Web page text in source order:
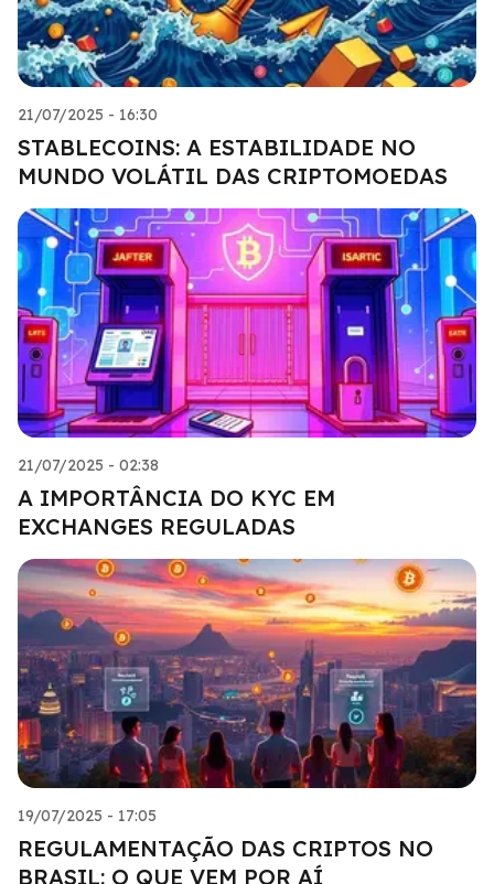
21/07/2025 - 16:30
STABLECOINS: A ESTABILIDADE NO
MUNDO VOLÁTIL DAS CRIPTOMOEDAS
21/07/2025 - 02:38
A IMPORTÂNCIA DO KYC EM
EXCHANGES REGULADAS
19/07/2025 - 17:05
REGULAMENTAÇÃO DAS CRIPTOS NO
BRASIL: O QUE VEM POR AÍ